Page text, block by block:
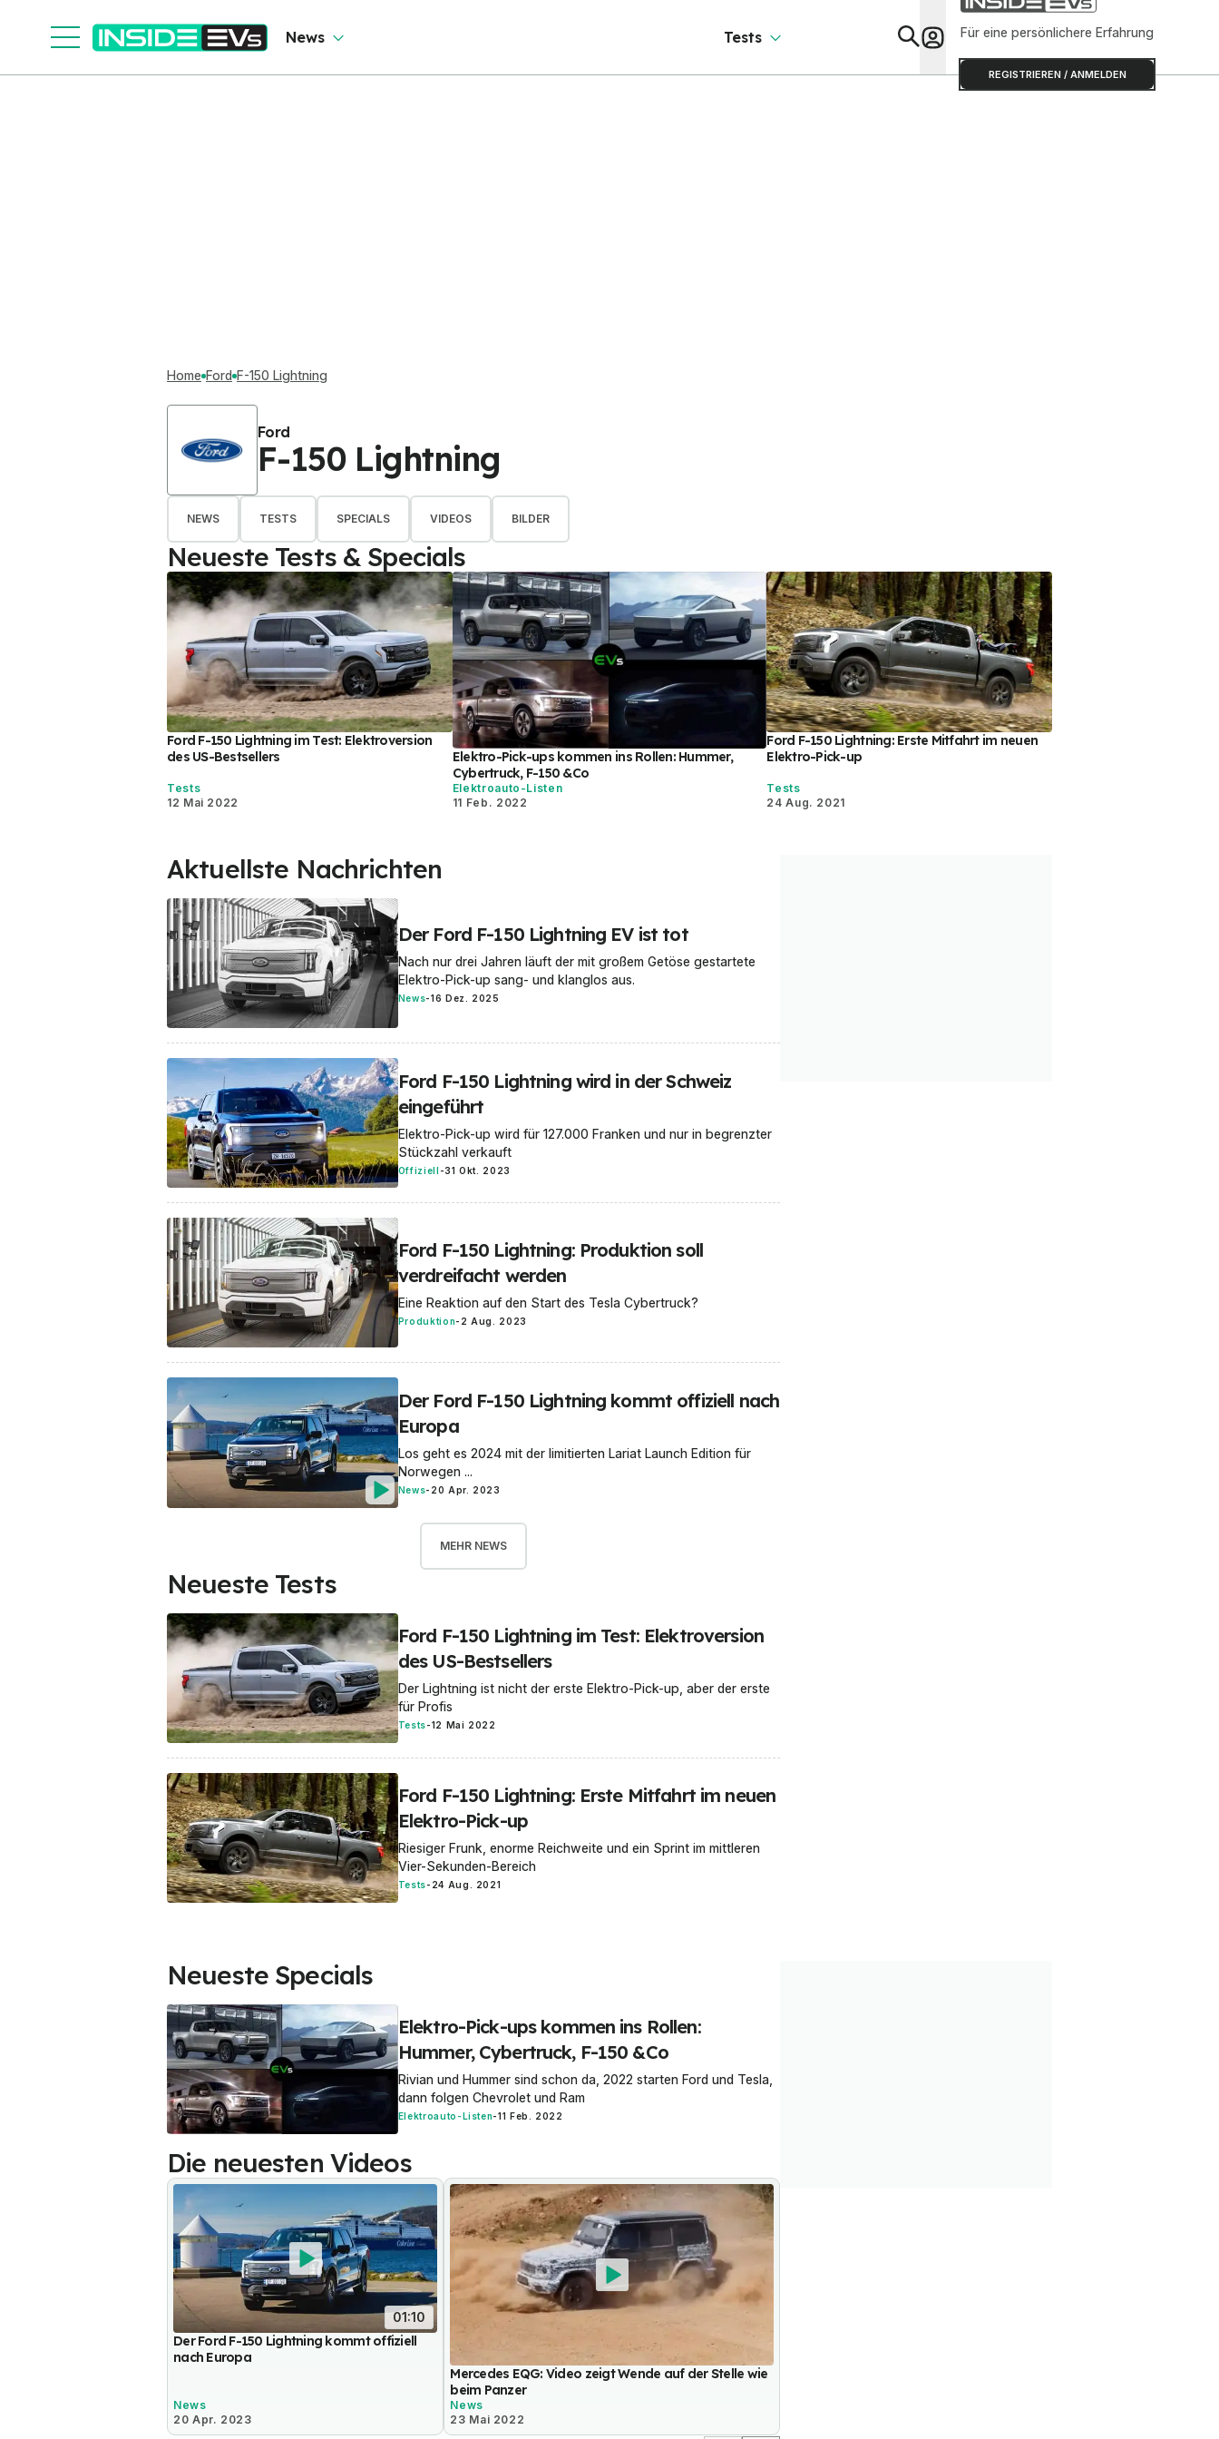
News Tests Für eine persönlichere Erfahrung
REGISTRIEREN / ANMELDEN
Home Ford F-150 Lightning
Ford
F-150 Lightning
NEWS TESTS SPECIALS VIDEOS BILDER
Neueste Tests & Specials
Ford F-150 Lightning im Test: Elektroversion
des US-Bestsellers
Tests
12 Mai 2022
Elektro-Pick-ups kommen ins Rollen: Hummer,
Cybertruck, F-150 &Co
Elektroauto-Listen
11 Feb. 2022
Ford F-150 Lightning: Erste Mitfahrt im neuen
Elektro-Pick-up
Tests
24 Aug. 2021
Aktuellste Nachrichten
Der Ford F-150 Lightning EV ist tot
Nach nur drei Jahren läuft der mit großem Getöse gestartete
Elektro-Pick-up sang- und klanglos aus.
News-16 Dez. 2025
Ford F-150 Lightning wird in der Schweiz
eingeführt
Elektro-Pick-up wird für 127.000 Franken und nur in begrenzter
Stückzahl verkauft
Offiziell -31 Okt. 2023
Ford F-150 Lightning: Produktion soll
verdreifacht werden
Eine Reaktion auf den Start des Tesla Cybertruck?
Produktion- 2 Aug. 2023
Der Ford F-150 Lightning kommt offiziell nach
Europa
Los geht es 2024 mit der limitierten Lariat Launch Edition für
Norwegen ...
News- 20 Apr. 2023
MEHR NEWS
Neueste Tests
Ford F-150 Lightning im Test: Elektroversion
des US-Bestsellers
Der Lightning ist nicht der erste Elektro-Pick-up, aber der erste
für Profis
Tests-12 Mai 2022
Ford F-150 Lightning: Erste Mitfahrt im neuen
Elektro-Pick-up
Riesiger Frunk, enorme Reichweite und ein Sprint im mittleren
Vier-Sekunden-Bereich
Tests- 24 Aug. 2021
Neueste Specials
Elektro-Pick-ups kommen ins Rollen:
Hummer, Cybertruck, F-150 &Co
Rivian und Hummer sind schon da, 2022 starten Ford und Tesla,
dann folgen Chevrolet und Ram
Elektroauto-Listen-11 Feb. 2022
Die neuesten Videos
01:10
Der Ford F-150 Lightning kommt offiziell
nach Europa
News
20 Apr. 2023
Mercedes EQG: Video zeigt Wende auf der Stelle wie
beim Panzer
News
23 Mai 2022